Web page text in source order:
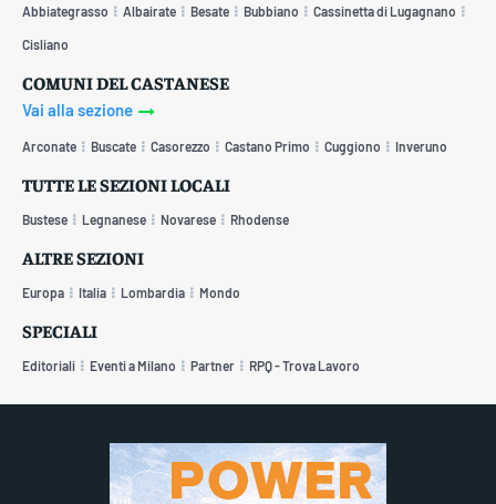
Abbiategrasso Albairate Besate Bubbiano Cassinetta di Lugagnano
Cisliano
COMUNI DEL CASTANESE
Vai alla sezione
Arconate Buscate Casorezzo Castano Primo Cuggiono Inveruno
TUTTE LE SEZIONI LOCALI
Bustese Legnanese Novarese Rhodense
ALTRE SEZIONI
Europa Italia Lombardia Mondo
SPECIALI
Editoriali Eventi a Milano Partner RPQ - Trova Lavoro